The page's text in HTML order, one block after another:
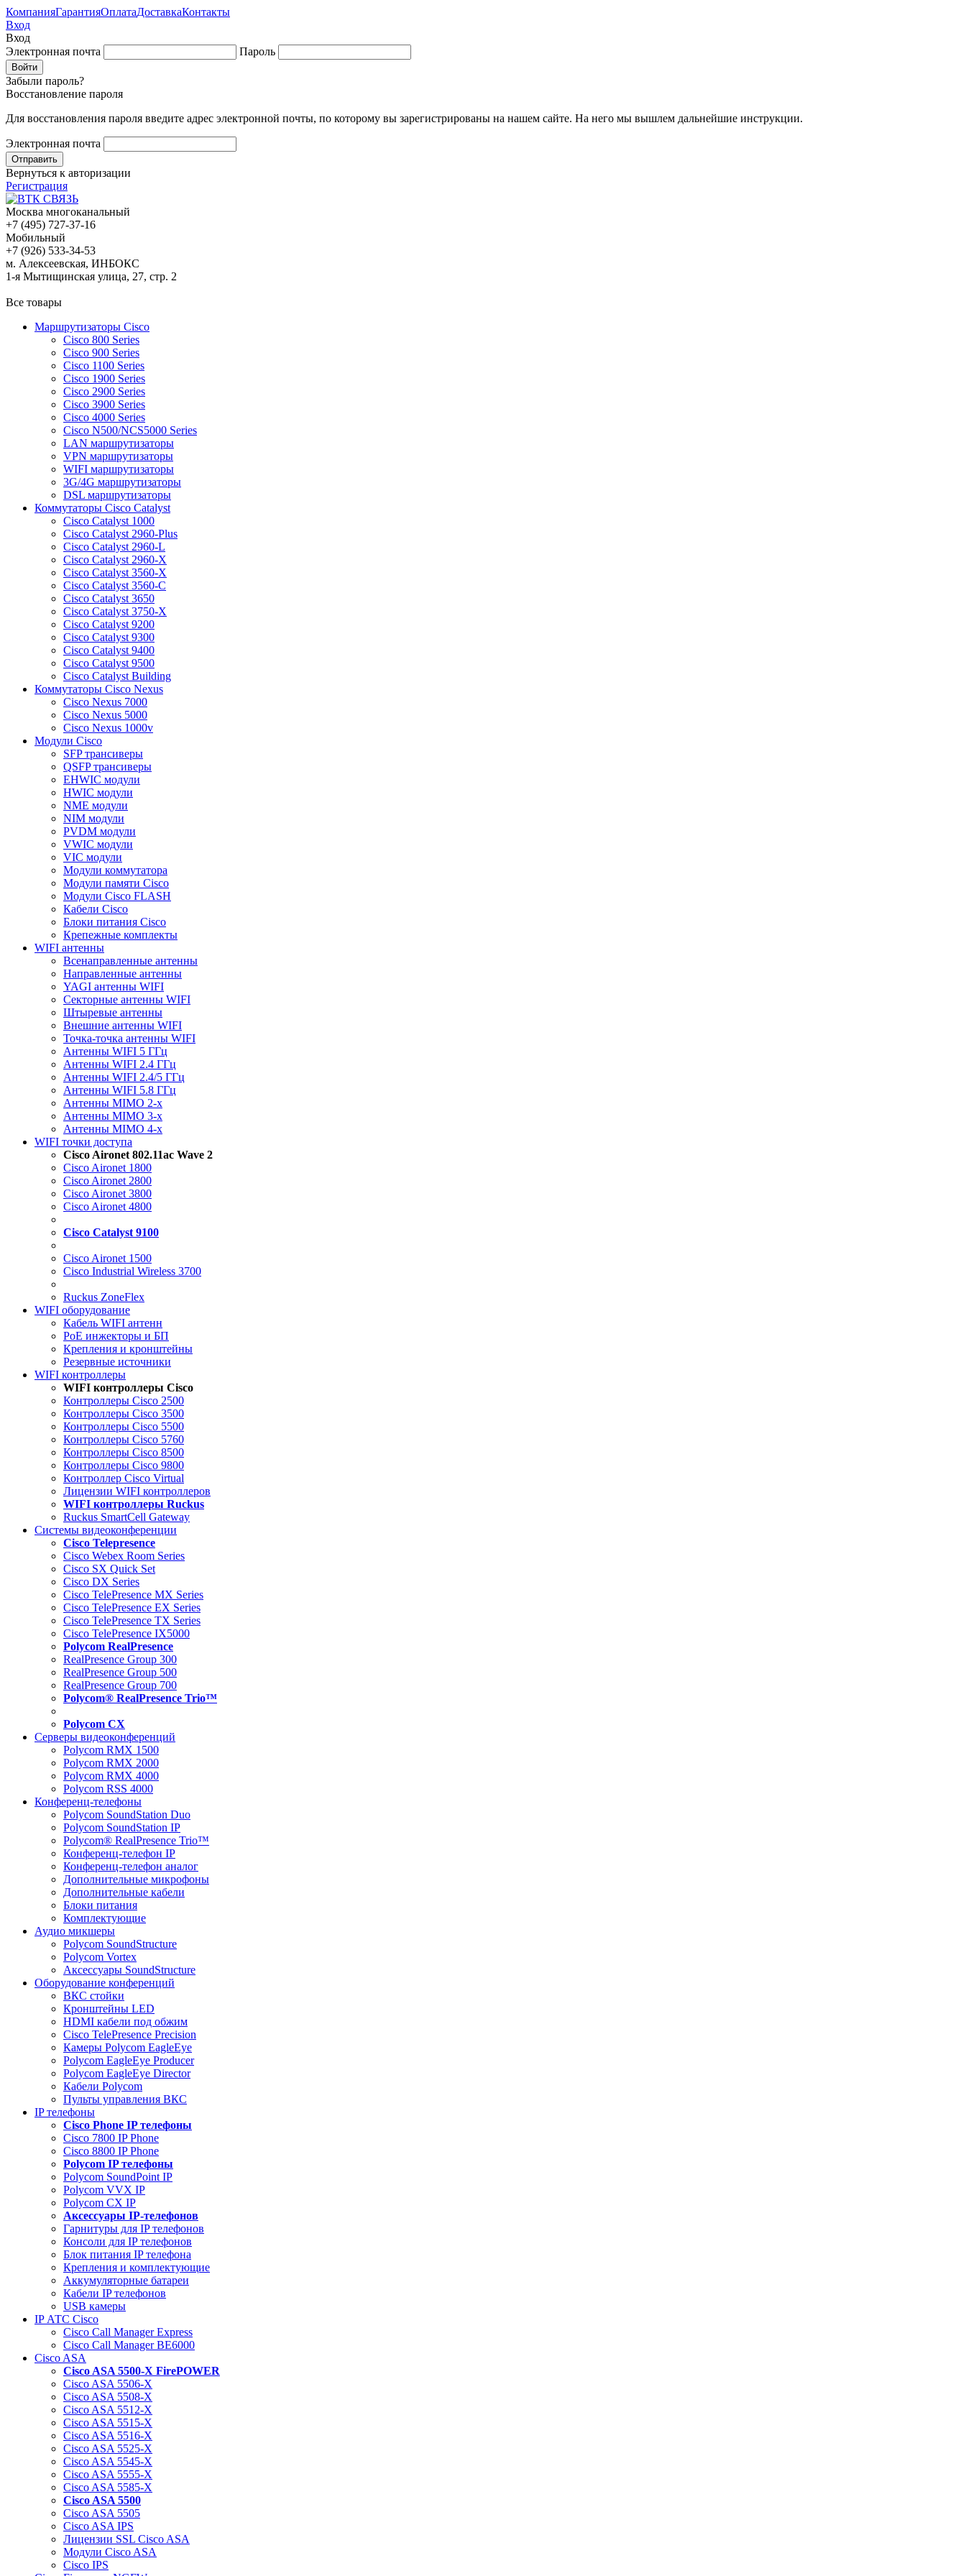
КомпанияГарантияОплатаДоставкаКонтакты
Вход
Вход
Электронная почта
Пароль
Забыли пароль?
Восстановление пароля
Для восстановления пароля введите адрес электронной почты, по которому вы зарегистрированы на нашем сайте. На него мы вышлем дальнейшие инструкции.
Электронная почта
Вернуться к авторизации
Регистрация
Москва многоканальный
+7 (495) 727-37-16
Мобильный
+7 (926) 533-34-53
м. Алексеевская, ИНБОКС
1-я Мытищинская улица, 27, стр. 2
Все товары
Маршрутизаторы Cisco
Cisco 800 Series
Cisco 900 Series
Cisco 1100 Series
Cisco 1900 Series
Cisco 2900 Series
Cisco 3900 Series
Cisco 4000 Series
Cisco N500/NCS5000 Series
LAN маршрутизаторы
VPN маршрутизаторы
WIFI маршрутизаторы
3G/4G маршрутизаторы
DSL маршрутизаторы
Коммутаторы Cisco Catalyst
Cisco Catalyst 1000
Cisco Catalyst 2960-Plus
Cisco Catalyst 2960-L
Cisco Catalyst 2960-X
Cisco Catalyst 3560-X
Cisco Catalyst 3560-C
Cisco Catalyst 3650
Cisco Catalyst 3750-X
Cisco Catalyst 9200
Cisco Catalyst 9300
Cisco Catalyst 9400
Cisco Catalyst 9500
Cisco Catalyst Building
Коммутаторы Cisco Nexus
Cisco Nexus 7000
Cisco Nexus 5000
Cisco Nexus 1000v
Модули Cisco
SFP трансиверы
QSFP трансиверы
EHWIC модули
HWIC модули
NME модули
NIM модули
PVDM модули
VWIC модули
VIC модули
Модули коммутатора
Модули памяти Cisco
Модули Cisco FLASH
Кабели Cisco
Блоки питания Cisco
Крепежные комплекты
WIFI антенны
Всенаправленные антенны
Направленные антенны
YAGI антенны WIFI
Секторные антенны WIFI
Штыревые антенны
Внешние антенны WIFI
Точка-точка антенны WIFI
Антенны WIFI 5 ГГц
Антенны WIFI 2.4 ГГц
Антенны WIFI 2.4/5 ГГц
Антенны WIFI 5.8 ГГц
Антенны MIMO 2-x
Антенны MIMO 3-x
Антенны MIMO 4-x
WIFI точки доступа
Cisco Aironet 802.11ac Wave 2
Cisco Aironet 1800
Cisco Aironet 2800
Cisco Aironet 3800
Cisco Aironet 4800
Cisco Catalyst 9100
Cisco Aironet 1500
Cisco Industrial Wireless 3700
Ruckus ZoneFlex
WIFI оборудование
Кабель WIFI антенн
PoE инжекторы и БП
Крепления и кронштейны
Резервные источники
WIFI контроллеры
WIFI контроллеры Cisco
Контроллеры Cisco 2500
Контроллеры Cisco 3500
Контроллеры Cisco 5500
Контроллеры Cisco 5760
Контроллеры Cisco 8500
Контроллеры Cisco 9800
Контроллер Cisco Virtual
Лицензии WIFI контроллеров
WIFI контроллеры Ruckus
Ruckus SmartCell Gateway
Системы видеоконференции
Cisco Telepresence
Cisco Webex Room Series
Cisco SX Quick Set
Cisco DX Series
Cisco TelePresence MX Series
Cisco TelePresence EX Series
Cisco TelePresence TX Series
Cisco TelePresence IX5000
Polycom RealPresence
RealPresence Group 300
RealPresence Group 500
RealPresence Group 700
Polycom® RealPresence Trio™
Polycom CX
Серверы видеоконференций
Polycom RMX 1500
Polycom RMX 2000
Polycom RMX 4000
Polycom RSS 4000
Конференц-телефоны
Polycom SoundStation Duo
Polycom SoundStation IP
Polycom® RealPresence Trio™
Конференц-телефон IP
Конференц-телефон аналог
Дополнительные микрофоны
Дополнительные кабели
Блоки питания
Комплектующие
Аудио микшеры
Polycom SoundStructure
Polycom Vortex
Аксессуары SoundStructure
Оборудование конференций
ВКС стойки
Кронштейны LED
HDMI кабели под обжим
Cisco TelePresence Precision
Камеры Polycom EagleEye
Polycom EagleEye Producer
Polycom EagleEye Director
Кабели Polycom
Пульты управления ВКС
IP телефоны
Сisco Phone IP телефоны
Cisco 7800 IP Phone
Cisco 8800 IP Phone
Polycom IP телефоны
Polycom SoundPoint IP
Polycom VVX IP
Polycom CX IP
Аксессуары IP-телефонов
Гарнитуры для IP телефонов
Консоли для IP телефонов
Блок питания IP телефона
Крепления и комплектующие
Аккумуляторные батареи
Кабели IP телефонов
USB камеры
IP АТС Cisco
Cisco Call Manager Express
Cisco Call Manager BE6000
Cisco ASA
Cisco ASA 5500-X FirePOWER
Cisco ASA 5506-X
Cisco ASA 5508-X
Cisco ASA 5512-X
Cisco ASA 5515-X
Cisco ASA 5516-X
Cisco ASA 5525-X
Cisco ASA 5545-X
Cisco ASA 5555-X
Cisco ASA 5585-X
Cisco ASA 5500
Cisco ASA 5505
Cisco ASA IPS
Лицензии SSL Cisco ASA
Модули Cisco ASA
Cisco IPS